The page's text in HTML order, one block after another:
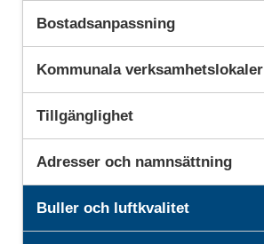
Bostadsanpassning
Kommunala verksamhetslokaler
Tillgänglighet
Adresser och namnsättning
Buller och luftkvalitet